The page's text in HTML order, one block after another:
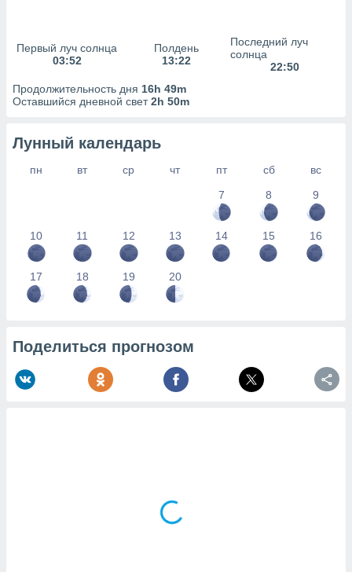
Первый луч солнца
03:52
Полдень
13:22
Последний луч
солнца
22:50
Продолжительность дня 16h 49m
Оставшийся дневной свет2h 50m
Лунный календарь
пн вт ср чт пт сб
вс
7
8 9
10 11 12 13 14 15 16
17 18 19 20
Поделиться прогнозом